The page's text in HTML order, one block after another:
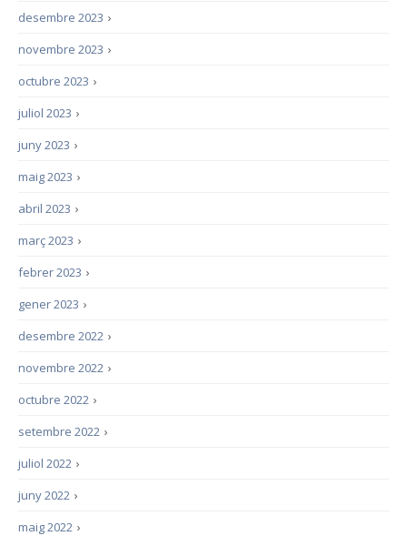
›
desembre 2023
›
novembre 2023
›
octubre 2023
›
juliol 2023
›
juny 2023
›
maig 2023
›
abril 2023
›
març 2023
›
febrer 2023
›
gener 2023
›
desembre 2022
›
novembre 2022
›
octubre 2022
›
setembre 2022
›
juliol 2022
›
juny 2022
›
maig 2022